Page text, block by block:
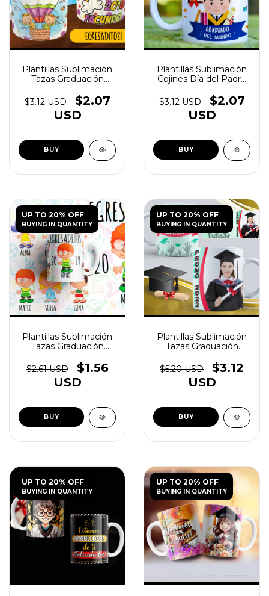
Plantillas Sublimación
Tazas Graduación
$3.12 USD
$2.07
USD
Plantillas Sublimación
Cojines Día del Padre
$3.12 USD
$2.07
USD
UP TO 20% OFF
BUYING IN QUANTITY
Plantillas Sublimación
Tazas Graduación
$2.61 USD
$1.56
USD
UP TO 20% OFF
BUYING IN QUANTITY
Plantillas Sublimación
Tazas Graduación
- (copia) - (copia) -
(copia) - (copia) -
(copia)
$5.20 USD
$3.12
USD
UP TO 20% OFF
BUYING IN QUANTITY
UP TO 20% OFF
BUYING IN QUANTITY